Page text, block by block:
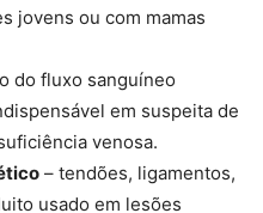
jovens ou com mamas
do fluxo sanguíneo
em suspeita de
venosa.
– tendões, ligamentos,
usado em lesões